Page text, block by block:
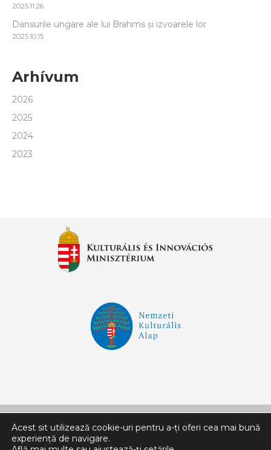
2025.11.26.
Dansurile ungare ale lui Brahms și izvoarele lor
2025.10.15.
Arhívum
2026
2025
2024
2023
Acest sit utilizează cookie-uri pentru a-ți oferi cea mai bună
experiență de navigare.